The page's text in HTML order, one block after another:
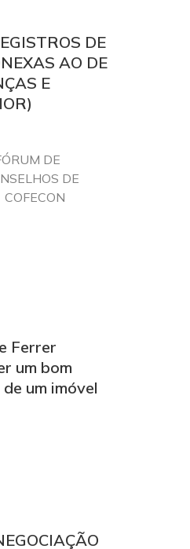
DE
AO DE
E
DE
DE
Ferrer
um bom
um imóvel